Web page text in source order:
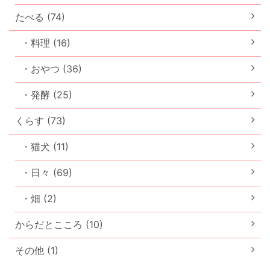
たべる (74)
・料理 (16)
・おやつ (36)
・発酵 (25)
くらす (73)
・猫犬 (11)
・日々 (69)
・畑 (2)
からだとこころ (10)
その他 (1)